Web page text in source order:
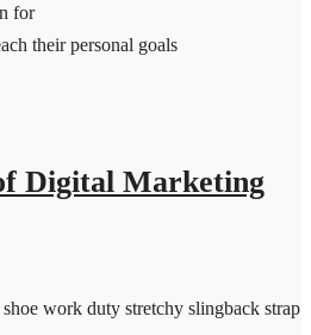
for
their personal goals
Digital Marketing
work duty stretchy slingback strap